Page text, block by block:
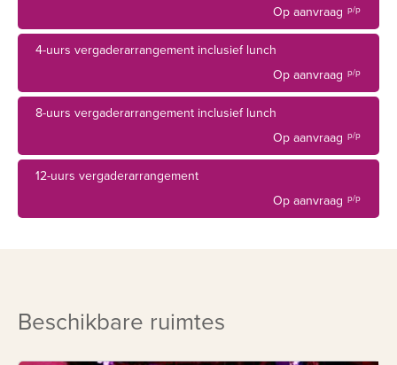
Op aanvraag p/p
4-uurs vergaderarrangement inclusief lunch
Op aanvraag p/p
8-uurs vergaderarrangement inclusief lunch
Op aanvraag p/p
12-uurs vergaderarrangement
Op aanvraag p/p
Beschikbare ruimtes